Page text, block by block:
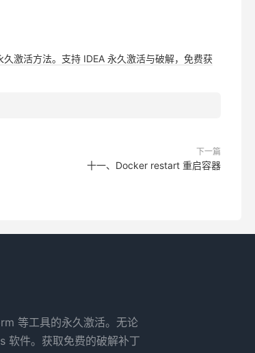
激活方法。支持 IDEA 永久激活与破解，免费获
下一篇
十一、Docker restart 重启容器
等工具的永久激活。无论
软件。获取免费的破解补丁